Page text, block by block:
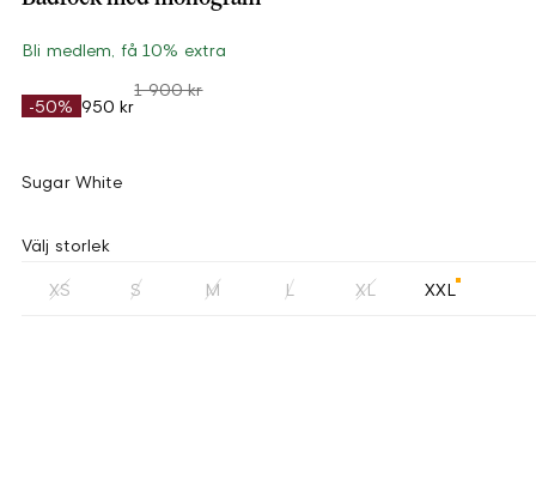
Bli medlem, få 10% extra
-50% 950 kr
1 900 kr
Sugar White
Välj storlek
XS S M L XL XXL